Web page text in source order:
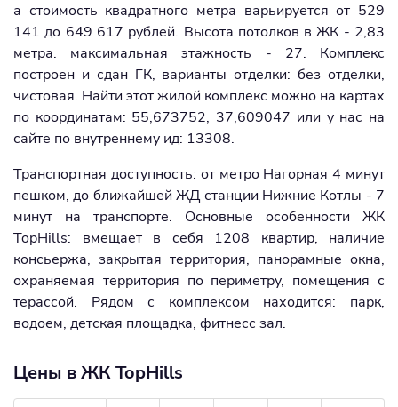
а стоимость квадратного метра варьируется от 529
141 до 649 617 рублей. Высота потолков в ЖК - 2,83
метра. максимальная этажность - 27. Комплекс
построен и сдан ГК, варианты отделки: без отделки,
чистовая. Найти этот жилой комплекс можно на картах
по координатам: 55,673752, 37,609047 или у нас на
сайте по внутреннему ид: 13308.
Транспортная доступность: от метро Нагорная 4 минут
пешком, до ближайшей ЖД станции Нижние Котлы - 7
минут на транспорте. Основные особенности ЖК
TopHills: вмещает в себя 1208 квартир, наличие
консьержа, закрытая территория, панорамные окна,
охраняемая территория по периметру, помещения с
терассой. Рядом с комплексом находится: парк,
водоем, детская площадка, фитнесс зал.
Цены в ЖК TopHills